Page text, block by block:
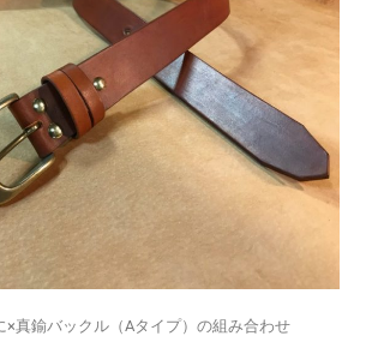
×真鍮バックル（Aタイプ）の組み合わせ